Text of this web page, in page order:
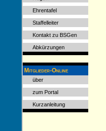
Ehrentafel
Staffelleiter
Kontakt zu BSGen
Abkürzungen
Mitglieder-Online
über
zum Portal
Kurzanleitung